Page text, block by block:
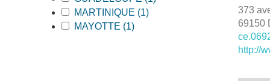
Apply MARTINIQUE filter
MARTINIQUE (1)
Apply MARTINIQUE filter
Apply MAYOTTE filter
MAYOTTE (1)
Apply MAYOTTE filter
373
69150
http://